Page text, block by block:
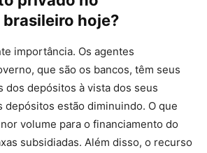
hoje?
importância. Os agentes
que são os bancos, têm seus
dos depósitos à vista dos seus
estão diminuindo. O que
volume para o financiamento do
subsidiadas. Além disso, o recurso